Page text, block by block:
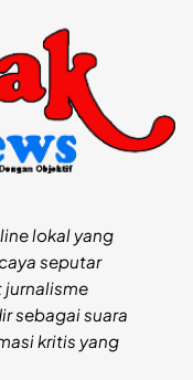
lokal yang
seputar
jurnalisme
sebagai suara
kritis yang